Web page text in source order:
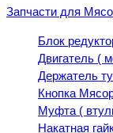
Запчасти для
Блок
Двигатель (
Держатель
Кнопка
Муфта (
Накатная